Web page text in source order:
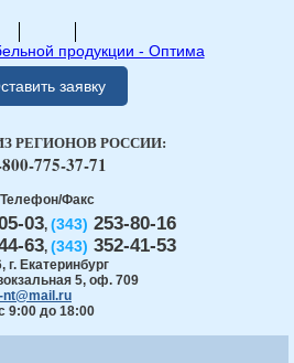
заявку
Телефон/Факс
03, (343) 253-80-16
63, (343) 352-41-53
, г. Екатеринбург
5, оф. 709
9:00 до 18:00
РЕГИОНОВ РОССИИ:
775-37-71